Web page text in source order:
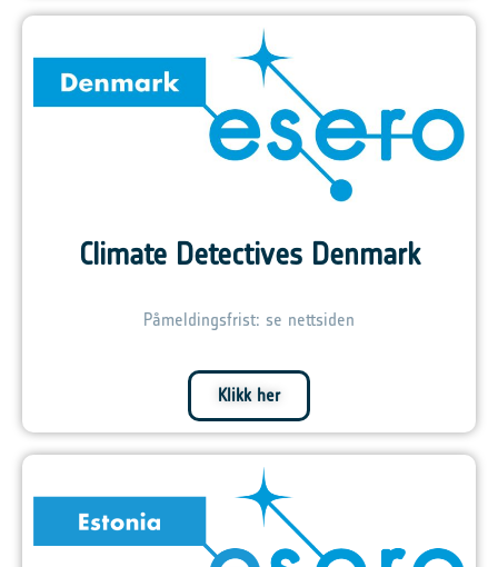
Climate Detectives Denmark
Påmeldingsfrist: se nettsiden
Klikk her